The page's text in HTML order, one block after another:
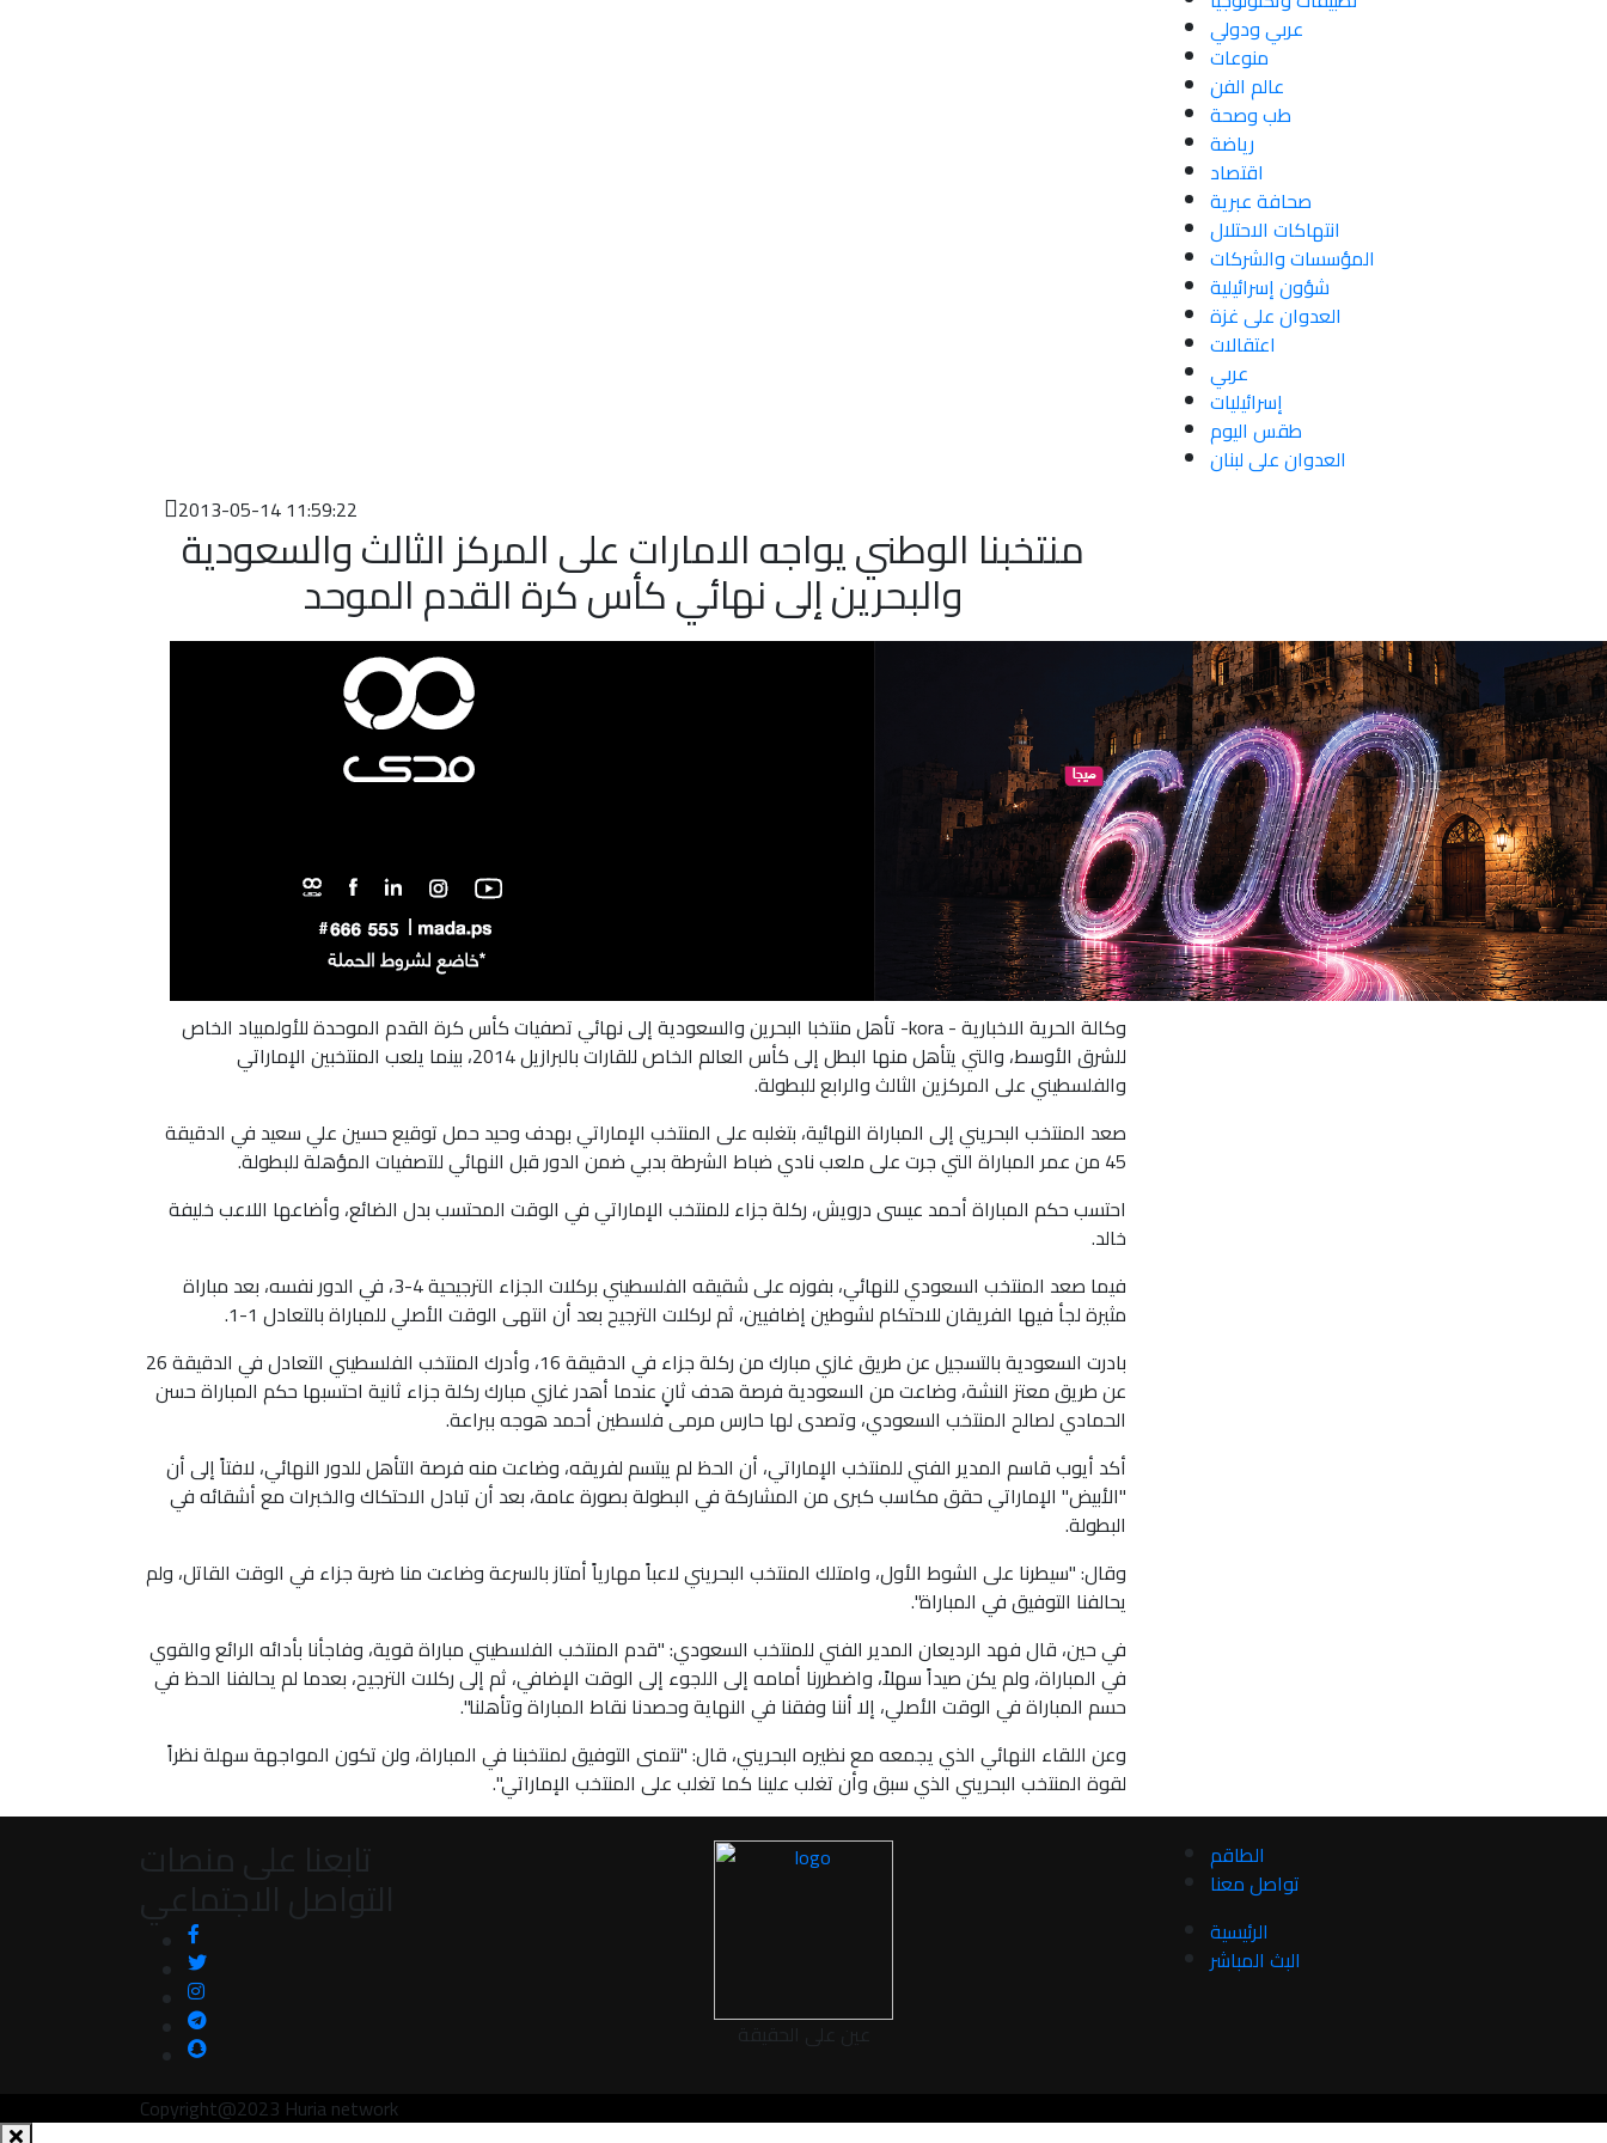
2013-05-14 11:59:22
منتخبنا الوطني يواجه الامارات على المركز الثالث والسعودية
والبحرين إلى نهائي كأس كرة القدم الموحد
وكالة الحرية الاخبارية - kora-
تأهل منتخبا البحرين والسعودية إلى نهائي تصفيات كأس كرة القدم الموحدة للأولمبياد الخاص
للشرق الأوسط، والتي يتأهل منها البطل إلى كأس العالم الخاص للقارات بالبرازيل 2014، بينما يلعب المنتخبين الإماراتي
والفلسطيني على المركزين الثالث والرابع للبطولة.
صعد المنتخب البحريني إلى المباراة النهائية، بتغلبه على المنتخب الإماراتي بهدف وحيد حمل توقيع حسين علي سعيد في الدقيقة
45 من عمر المباراة التي جرت على ملعب نادي ضباط الشرطة بدبي ضمن الدور قبل النهائي للتصفيات المؤهلة للبطولة.
احتسب حكم المباراة أحمد عيسى درويش، ركلة جزاء للمنتخب الإماراتي في الوقت المحتسب بدل الضائع، وأضاعها اللاعب خليفة
خالد.
فيما صعد المنتخب السعودي للنهائي، بفوزه على شقيقه الفلسطيني بركلات الجزاء الترجيحية 4-3، في الدور نفسه، بعد مباراة
مثيرة لجأ فيها الفريقان للاحتكام لشوطين إضافيين، ثم لركلات الترجيح بعد أن انتهى الوقت الأصلي للمباراة بالتعادل 1-1.
بادرت السعودية بالتسجيل عن طريق غازي مبارك من ركلة جزاء في الدقيقة 16، وأدرك المنتخب الفلسطيني التعادل في الدقيقة 26
عن طريق معتز النشة، وضاعت من السعودية فرصة هدف ثانٍ عندما أهدر غازي مبارك ركلة جزاء ثانية احتسبها حكم المباراة حسن
الحمادي لصالح المنتخب السعودي، وتصدى لها حارس مرمى فلسطين أحمد هوجه ببراعة.
أكد أيوب قاسم المدير الفني للمنتخب الإماراتي، أن الحظ لم يبتسم لفريقه، وضاعت منه فرصة التأهل للدور النهائي، لافتاً إلى أن
"الأبيض" الإماراتي حقق مكاسب كبرى من المشاركة في البطولة بصورة عامة، بعد أن تبادل الاحتكاك والخبرات مع أشقائه في
البطولة.
وقال: "سيطرنا على الشوط الأول، وامتلك المنتخب البحريني لاعباً مهارياً أمتاز بالسرعة وضاعت منا ضربة جزاء في الوقت القاتل، ولم
يحالفنا التوفيق في المباراة".
في حين، قال فهد الرديعان المدير الفني للمنتخب السعودي: "قدم المنتخب الفلسطيني مباراة قوية، وفاجأنا بأدائه الرائع والقوي
في المباراة، ولم يكن صيداً سهلاً، واضطررنا أمامه إلى اللجوء إلى الوقت الإضافي، ثم إلى ركلات الترجيح، بعدما لم يحالفنا الحظ في
حسم المباراة في الوقت الأصلي، إلا أننا وفقنا في النهاية وحصدنا نقاط المباراة وتأهلنا".
وعن اللقاء النهائي الذي يجمعه مع نظيره البحريني، قال: "نتمنى التوفيق لمنتخبنا في المباراة، ولن تكون المواجهة سهلة نظراً
لقوة المنتخب البحريني الذي سبق وأن تغلب علينا كما تغلب على المنتخب الإماراتي".
عربي ودولي
منوعات
عالم الفن
طب وصحة
رياضة
اقتصاد
صحافة عبرية
انتهاكات الاحتلال
المؤسسات والشركات
شؤون إسرائيلية
العدوان على غزة
اعتقالات
عربي
إسرائيليات
طقس اليوم
العدوان على لبنان
تابعنا على منصات
التواصل الاجتماعي
عين على الحقيقة
الطاقم
تواصل معنا
الرئيسية
البث المباشر
Copyright@2023 Huria network